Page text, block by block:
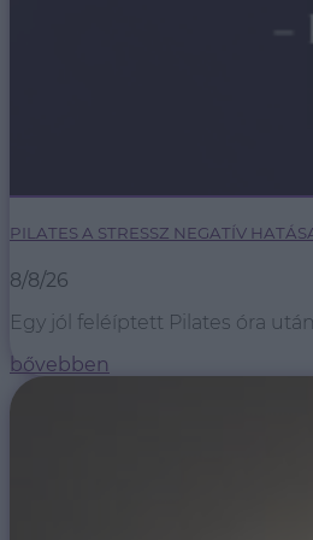
PILATES A STRESSZ NEGATÍV
8/8/26
Egy jól feléíptett Pilates óra
bővebben